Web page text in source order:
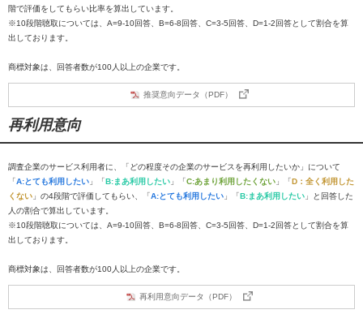
階で評価をしてもらい比率を算出しています。
※10段階聴取については、A=9-10回答、B=6-8回答、C=3-5回答、D=1-2回答として割合を算
出しております。
商標対象は、回答者数が100人以上の企業です。
推奨意向データ（PDF）
再利用意向
調査企業のサービス利用者に、「どの程度その企業のサービスを再利用したいか」について
「A:とても利用したい 」「B:まあ利用したい 」「C:あまり利用したくない 」「D：全く利用した
くない 」の4段階で評価してもらい、「A:とても利用したい 」「B:まあ利用したい 」と回答した
人の割合で算出しています。
※10段階聴取については、A=9-10回答、B=6-8回答、C=3-5回答、D=1-2回答として割合を算
出しております。
商標対象は、回答者数が100人以上の企業です。
再利用意向データ（PDF）